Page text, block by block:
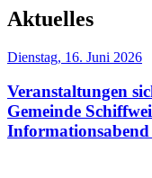
Aktuelles
Dienstag, 16. Juni 2026
Veranstaltungen
Gemeinde
Informationsabend